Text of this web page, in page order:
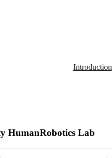
Introduction
HumanRobotics Lab